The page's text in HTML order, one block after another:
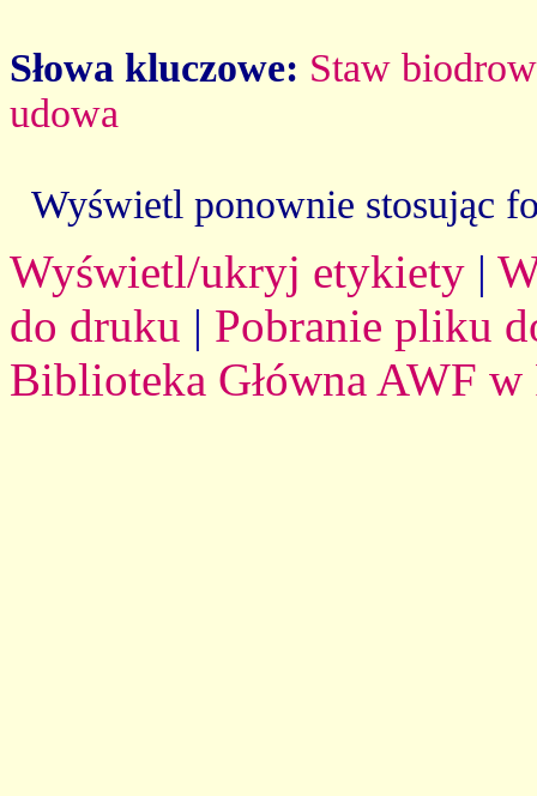
Słowa kluczowe: Staw
udowa
Wyświetl ponownie stosując
Wyświetl/ukryj etykiety |
do druku | Pobranie pliku
Biblioteka Główna AWF w